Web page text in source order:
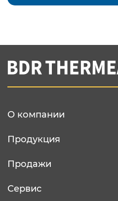
Подтвердить e-mail
Вы соглашаетесь с
конфеденциальности
О компании
Продукция
Продажи
Сервис